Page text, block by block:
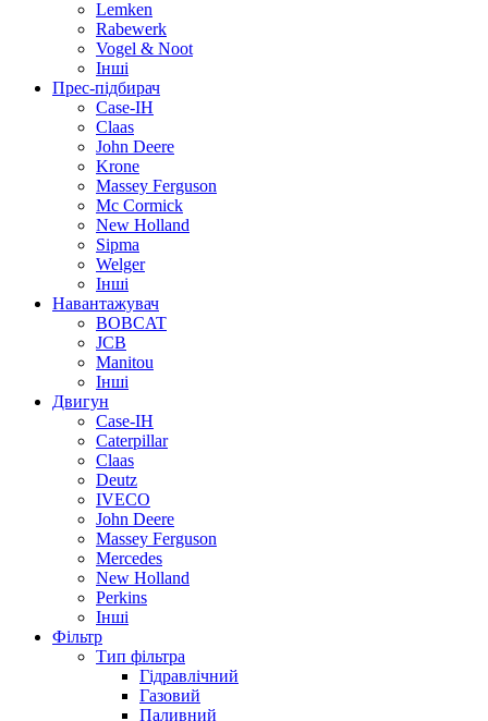
Lemken
Rabewerk
Vogel & Noot
Інші
Прес-підбирач
Case-IH
Claas
John Deere
Krone
Massey Ferguson
Mc Cormick
New Holland
Sipma
Welger
Інші
Навантажувач
BOBCAT
JCB
Manitou
Інші
Двигун
Case-IH
Caterpillar
Claas
Deutz
IVECO
John Deere
Massey Ferguson
Mercedes
New Holland
Perkins
Інші
Фільтр
Тип фільтра
Гідравлічний
Газовий
Паливний